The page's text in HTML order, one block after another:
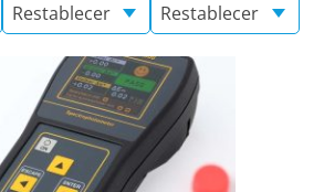
Restablecer Restablecer